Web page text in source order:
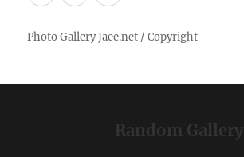
Random Gallery